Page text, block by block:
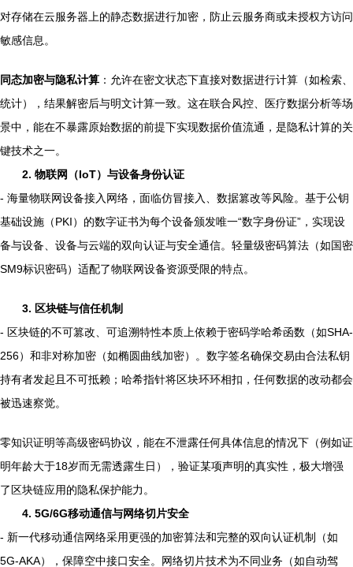
对存储在云服务器上的静态数据进行加密，防止云服务商或未授权方访问
敏感信息。
同态加密与隐私计算 ：允许在密文状态下直接对数据进行计算（如检索、
统计），结果解密后与明文计算一致。这在联合风控、医疗数据分析等场
景中，能在不暴露原始数据的前提下实现数据价值流通，是隐私计算的关
键技术之一。
2. 物联网（IoT）与设备身份认证
- 海量物联网设备接入网络，面临仿冒接入、数据篡改等风险。基于公钥
基础设施（PKI）的数字证书为每个设备颁发唯一“数字身份证”，实现设
备与设备、设备与云端的双向认证与安全通信。轻量级密码算法（如国密
SM9标识密码）适配了物联网设备资源受限的特点。
3. 区块链与信任机制
- 区块链的不可篡改、可追溯特性本质上依赖于密码学哈希函数（如SHA-
256）和非对称加密（如椭圆曲线加密）。数字签名确保交易由合法私钥
持有者发起且不可抵赖；哈希指针将区块环环相扣，任何数据的改动都会
被迅速察觉。
零知识证明等高级密码协议，能在不泄露任何具体信息的情况下（例如证
明年龄大于18岁而无需透露生日），验证某项声明的真实性，极大增强
了区块链应用的隐私保护能力。
4. 5G/6G移动通信与网络切片安全
- 新一代移动通信网络采用更强的加密算法和完整的双向认证机制（如
5G-AKA），保障空中接口安全。网络切片技术为不同业务（如自动驾